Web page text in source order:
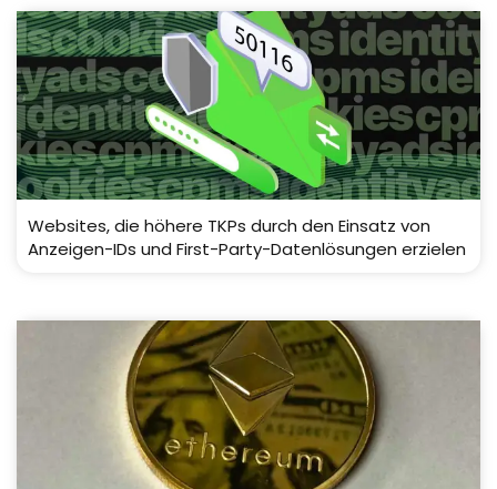
Websites, die höhere TKPs durch den Einsatz von
Anzeigen-IDs und First-Party-Datenlösungen erzielen